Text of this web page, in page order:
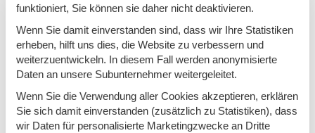
Feuerlöscher
Urlaubsthemen
Motorradfahren
Radfahren
funktioniert, Sie können sie daher nicht deaktivieren.
Wenn Sie damit einverstanden sind, dass wir Ihre Statistiken
erheben, hilft uns dies, die Website zu verbessern und
weiterzuentwickeln. In diesem Fall werden anonymisierte
Daten an unsere Subunternehmer weitergeleitet.
Wenn Sie die Verwendung aller Cookies akzeptieren, erklären
Sie sich damit einverstanden (zusätzlich zu Statistiken), dass
wir Daten für personalisierte Marketingzwecke an Dritte